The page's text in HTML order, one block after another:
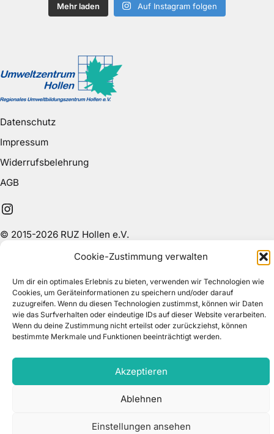
Cookie-Zustimmung verwalten
Um dir ein optimales Erlebnis zu bieten, verwenden wir Technologien wie
Cookies, um Geräteinformationen zu speichern und/oder darauf
zuzugreifen. Wenn du diesen Technologien zustimmst, können wir Daten
wie das Surfverhalten oder eindeutige IDs auf dieser Website verarbeiten.
Wenn du deine Zustimmung nicht erteilst oder zurückziehst, können
bestimmte Merkmale und Funktionen beeinträchtigt werden.
Akzeptieren
Ablehnen
Einstellungen ansehen
Mehr laden Auf Instagram folgen
© 2015-2026 RUZ Hollen e.V.
Datenschutz
Impressum
Widerrufsbelehrung
AGB